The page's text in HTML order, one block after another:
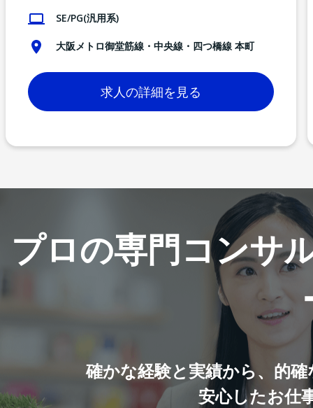
SE/PG(汎用系)
大阪メトロ御堂筋線・中央線・四つ橋線 本町
求人の詳細を見る
プロの専門コンサ
確かな経験と実績から、的
安心したお仕